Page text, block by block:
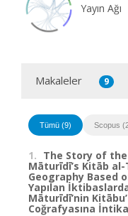
Yayın Ağı
Makaleler 9
Tümü (9) Scopus
1. The Story of
Māturīdī’s Kitāb
Geography Based
Yapılan
Māturīdī’nin
Coğrafyasına